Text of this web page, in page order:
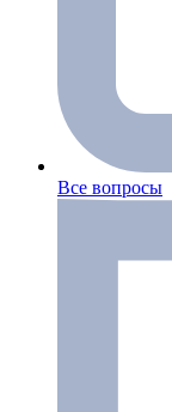
Все вопросы